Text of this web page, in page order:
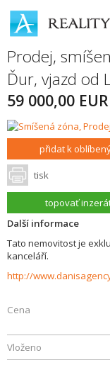
Prodej,
Ďur, vjazd od
59 000,00 EUR
přidat k
tisk
topovať
Další informace
Tato nemovitost je
kanceláří.
http://
Cena
Vloženo